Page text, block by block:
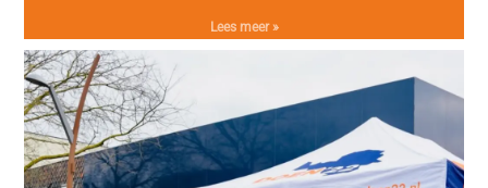
Lees meer »